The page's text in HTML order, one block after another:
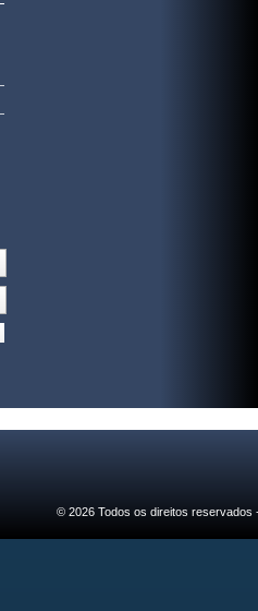
© 2026 Todos os direitos reservados